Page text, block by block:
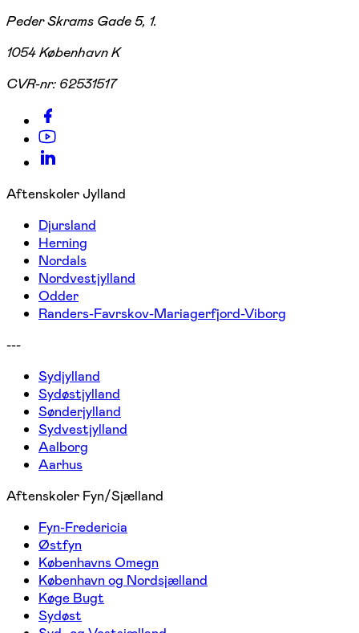
Peder Skrams Gade 5, 1.
1054 København K
CVR-nr: 62531517
Aftenskoler Jylland
Djursland
Herning
Nordals
Nordvestjylland
Odder
Randers-Favrskov-Mariagerfjord-Viborg
---
Sydjylland
Sydøstjylland
Sønderjylland
Sydvestjylland
Aalborg
Aarhus
Aftenskoler Fyn/Sjælland
Fyn-Fredericia
Østfyn
Københavns Omegn
København og Nordsjælland
Køge Bugt
Sydøst